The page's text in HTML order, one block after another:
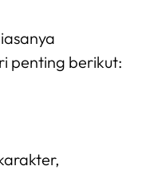
penting berikut: